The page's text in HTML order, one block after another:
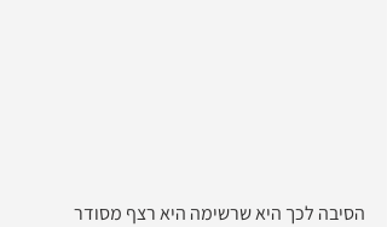
הסיבה לכך היא שרשימה היא רצף מסודר